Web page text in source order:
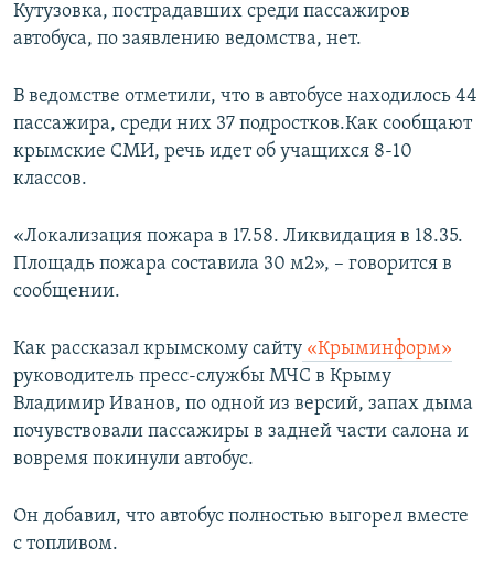
Кутузовка, пострадавших среди пассажиров
автобуса, по заявлению ведомства, нет.
В ведомстве отметили, что в автобусе находилось 44
пассажира, среди них 37 подростков.Как сообщают
крымские СМИ, речь идет об учащихся 8-10
классов.
«Локализация пожара в 17.58. Ликвидация в 18.35.
Площадь пожара составила 30 м2», – говорится в
сообщении.
Как рассказал крымскому сайту «Крыминформ»
руководитель пресс-службы МЧС в Крыму
Владимир Иванов, по одной из версий, запах дыма
почувствовали пассажиры в задней части салона и
вовремя покинули автобус.
Он добавил, что автобус полностью выгорел вместе
с топливом.